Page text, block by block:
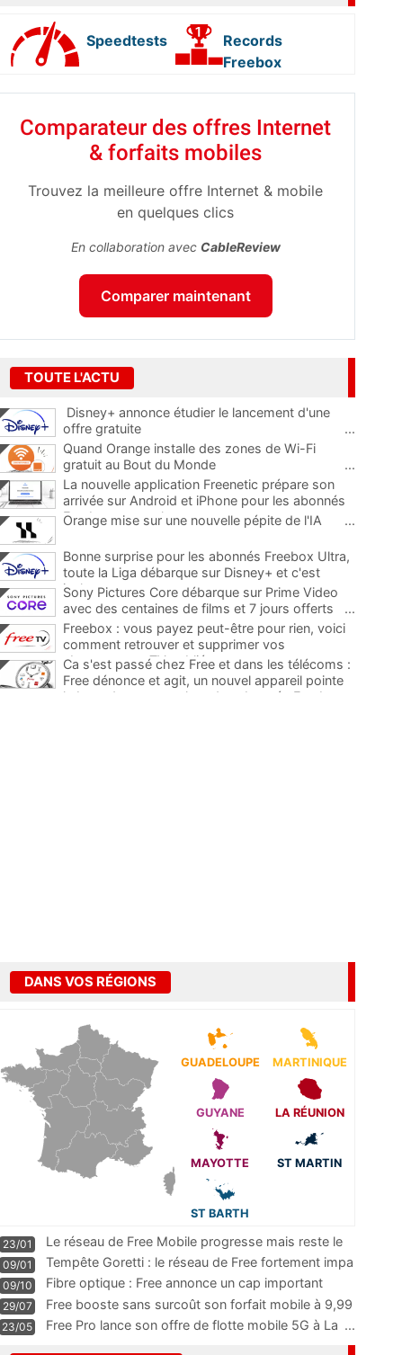
Speedtests
Records
Freebox
Comparateur des offres Internet
& forfaits mobiles
Trouvez la meilleure offre Internet & mobile
en quelques clics
En collaboration avec CableReview
Comparer maintenant
TOUTE L'ACTU
Disney+ annonce étudier le lancement d'une
offre gratuite
...
Quand Orange installe des zones de Wi-Fi
gratuit au Bout du Monde
...
La nouvelle application Freenetic prépare son
arrivée sur Android et iPhone pour les abonnés
Freebox, testez la
Orange mise sur une nouvelle pépite de l'IA ...
Bonne surprise pour les abonnés Freebox Ultra,
toute la Liga débarque sur Disney+ et c'est
inclus
Sony Pictures Core débarque sur Prime Video
avec des centaines de films et 7 jours offerts
...
Freebox : vous payez peut-être pour rien, voici
comment retrouver et supprimer vos
abonnements TV oubliés
...
Ca s'est passé chez Free et dans les télécoms :
Free dénonce et agit, un nouvel appareil pointe
le bout de son nez chez des abonnés Freebox...
DANS VOS RÉGIONS
GUADELOUPE MARTINIQUE
GUYANE LA RÉUNION
MAYOTTE ST MARTIN
ST BARTH
23/01
Le réseau de Free Mobile progresse mais reste le
m
...
09/01
Tempête Goretti : le réseau de Free fortement impa
09/10
Fibre optique : Free annonce un cap important
pass
...
29/07
Free booste sans surcoût son forfait mobile à 9,99
23/05 Free Pro lance son offre de flotte mobile 5G à La ...